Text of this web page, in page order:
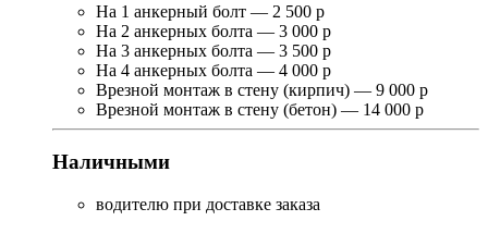
На 1 анкерный болт — 2 500 р
На 2 анкерных болта — 3 000 р
На 3 анкерных болта — 3 500 р
На 4 анкерных болта — 4 000 р
Врезной монтаж в стену (кирпич) — 9 000 р
Врезной монтаж в стену (бетон) — 14 000 р
Наличными
водителю при доставке заказа